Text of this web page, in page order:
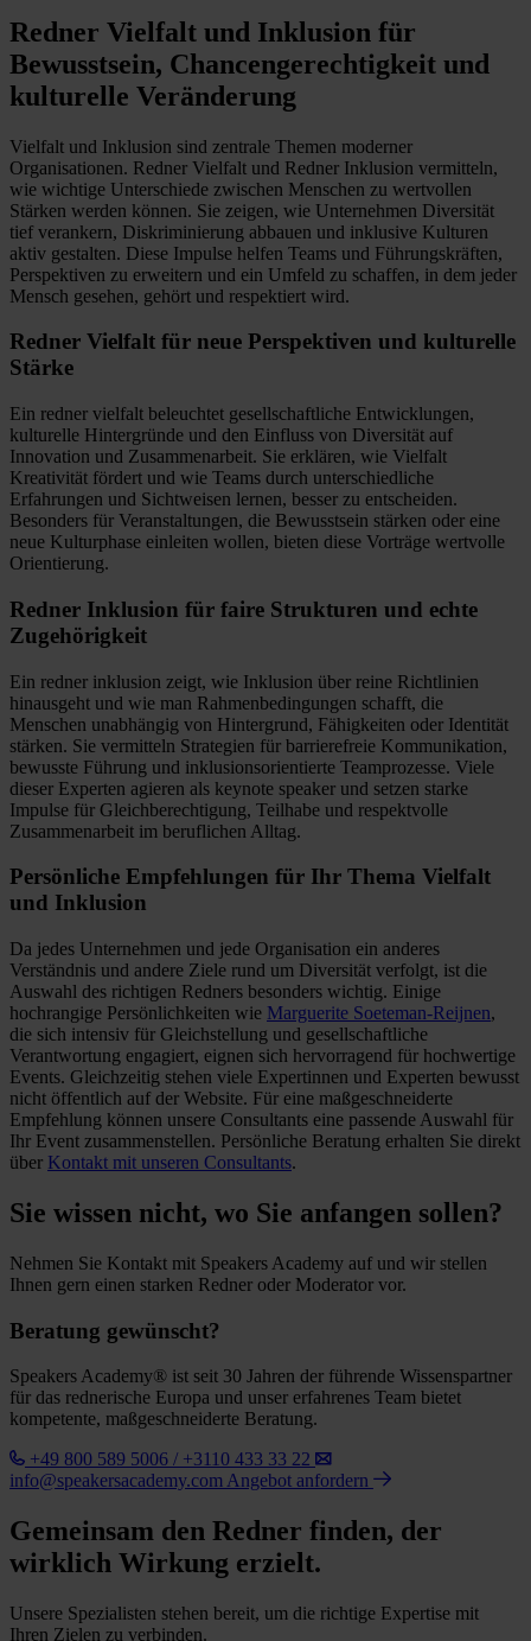
Redner Vielfalt und Inklusion für
Bewusstsein, Chancengerechtigkeit und
kulturelle Veränderung
Vielfalt und Inklusion sind zentrale Themen moderner
Organisationen. Redner Vielfalt und Redner Inklusion vermitteln,
wie wichtige Unterschiede zwischen Menschen zu wertvollen
Stärken werden können. Sie zeigen, wie Unternehmen Diversität
tief verankern, Diskriminierung abbauen und inklusive Kulturen
aktiv gestalten. Diese Impulse helfen Teams und Führungskräften,
Perspektiven zu erweitern und ein Umfeld zu schaffen, in dem jeder
Mensch gesehen, gehört und respektiert wird.
Redner Vielfalt für neue Perspektiven und kulturelle
Stärke
Ein redner vielfalt beleuchtet gesellschaftliche Entwicklungen,
kulturelle Hintergründe und den Einfluss von Diversität auf
Innovation und Zusammenarbeit. Sie erklären, wie Vielfalt
Kreativität fördert und wie Teams durch unterschiedliche
Erfahrungen und Sichtweisen lernen, besser zu entscheiden.
Besonders für Veranstaltungen, die Bewusstsein stärken oder eine
neue Kulturphase einleiten wollen, bieten diese Vorträge wertvolle
Orientierung.
Redner Inklusion für faire Strukturen und echte
Zugehörigkeit
Ein redner inklusion zeigt, wie Inklusion über reine Richtlinien
hinausgeht und wie man Rahmenbedingungen schafft, die
Menschen unabhängig von Hintergrund, Fähigkeiten oder Identität
stärken. Sie vermitteln Strategien für barrierefreie Kommunikation,
bewusste Führung und inklusionsorientierte Teamprozesse. Viele
dieser Experten agieren als keynote speaker und setzen starke
Impulse für Gleichberechtigung, Teilhabe und respektvolle
Zusammenarbeit im beruflichen Alltag.
Persönliche Empfehlungen für Ihr Thema Vielfalt
und Inklusion
Da jedes Unternehmen und jede Organisation ein anderes
Verständnis und andere Ziele rund um Diversität verfolgt, ist die
Auswahl des richtigen Redners besonders wichtig. Einige
hochrangige Persönlichkeiten wie Marguerite Soeteman-Reijnen,
die sich intensiv für Gleichstellung und gesellschaftliche
Verantwortung engagiert, eignen sich hervorragend für hochwertige
Events. Gleichzeitig stehen viele Expertinnen und Experten bewusst
nicht öffentlich auf der Website. Für eine maßgeschneiderte
Empfehlung können unsere Consultants eine passende Auswahl für
Ihr Event zusammenstellen. Persönliche Beratung erhalten Sie direkt
über Kontakt mit unseren Consultants.
Sie wissen nicht, wo Sie anfangen sollen?
Nehmen Sie Kontakt mit Speakers Academy auf und wir stellen
Ihnen gern einen starken Redner oder Moderator vor.
Beratung gewünscht?
Speakers Academy® ist seit 30 Jahren der führende Wissenspartner
für das rednerische Europa und unser erfahrenes Team bietet
kompetente, maßgeschneiderte Beratung.
+49 800 589 5006 / +3110 433 33 22
info@speakersacademy.com Angebot anfordern
Gemeinsam den Redner finden, der
wirklich Wirkung erzielt.
Unsere Spezialisten stehen bereit, um die richtige Expertise mit
Ihren Zielen zu verbinden.